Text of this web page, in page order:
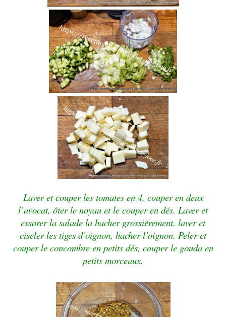
Laver et couper les tomates en 4, couper en deux
l’avocat, ôter le noyau et le couper en dés. Laver et
essorer la salade la hacher grossièrement, laver et
ciseler les tiges d’oignon, hacher l’oignon. Peler et
couper le concombre en petits dés, couper le gouda en
petits morceaux.